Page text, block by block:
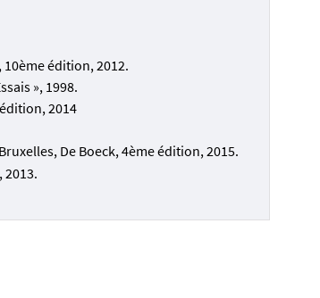
édition, 2012.
», 1998.
2014
De Boeck, 4ème édition, 2015.